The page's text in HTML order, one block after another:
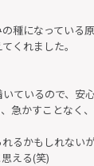
種になっている
くれました。
ているので、安
急かすことなく
るかもしれない
える(笑)